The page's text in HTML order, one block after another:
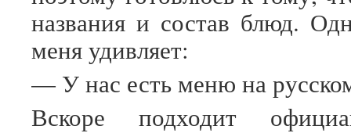
названия и состав блюд.
меня удивляет:
— У нас есть меню на
Вскоре подходит